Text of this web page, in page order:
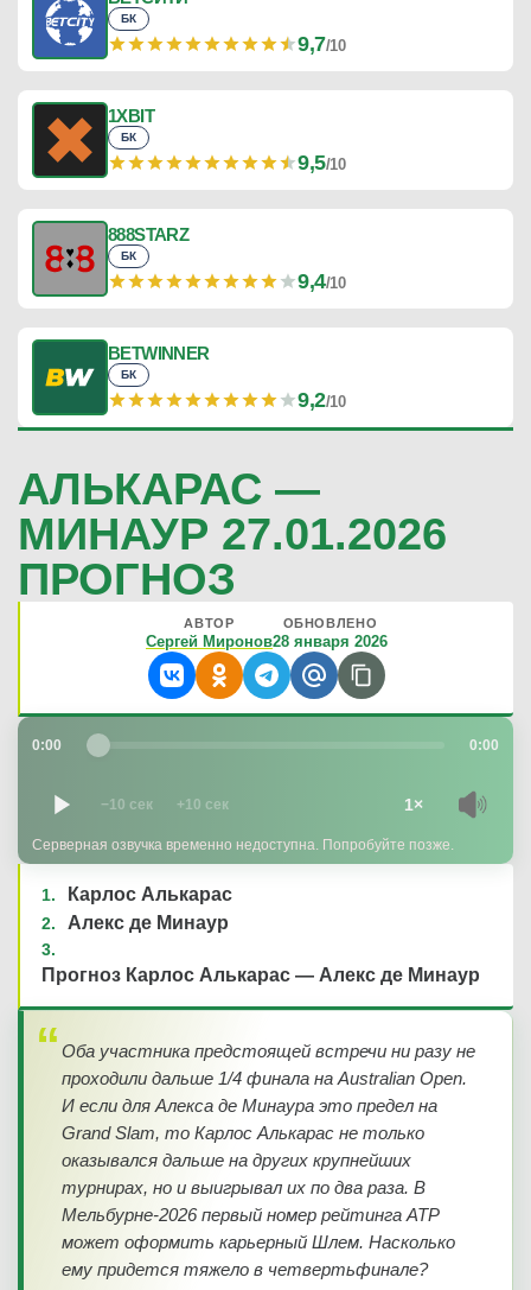
БК
9,7/10
1XBIT
БК
9,5/10
888STARZ
БК
9,4/10
BETWINNER
БК
9,2/10
АЛЬКАРАС —
МИНАУР 27.01.2026
ПРОГНОЗ
АВТОР
Сергей Миронов
ОБНОВЛЕНО
28 января 2026
0:00 0:00
−10 сек +10 сек 1×
Серверная озвучка временно недоступна. Попробуйте позже.
Карлос Алькарас
Алекс де Минаур
Прогноз Карлос Алькарас — Алекс де Минаур
Оба участника предстоящей встречи ни разу не
проходили дальше 1/4 финала на Australian Open.
И если для Алекса де Минаура это предел на
Grand Slam, то Карлос Алькарас не только
оказывался дальше на других крупнейших
турнирах, но и выигрывал их по два раза. В
Мельбурне-2026 первый номер рейтинга ATP
может оформить карьерный Шлем. Насколько
ему придется тяжело в четвертьфинале?